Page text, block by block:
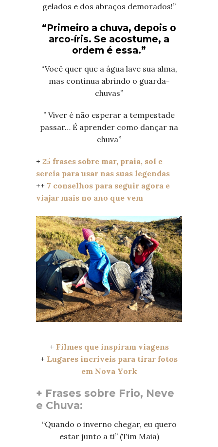
gelados e dos abraços demorados!”
“Primeiro a chuva, depois o
arco-íris. Se acostume, a
ordem é essa.”
“Você quer que a água lave sua alma,
mas continua abrindo o guarda-
chuvas”
” Viver é não esperar a tempestade
passar… É aprender como dançar na
chuva”
+ 25 frases sobre mar, praia, sol e
sereia para usar nas suas legendas
++ 7 conselhos para seguir agora e
viajar mais no ano que vem
+ Filmes que inspiram viagens
+ Lugares incríveis para tirar fotos
em Nova York
+ Frases sobre Frio, Neve
e Chuva:
“Quando o inverno chegar, eu quero
estar junto a ti” (Tim Maia)